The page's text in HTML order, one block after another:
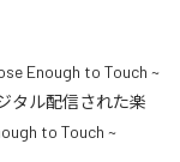
Enough to Touch ~
タル配信された楽
to Touch ~